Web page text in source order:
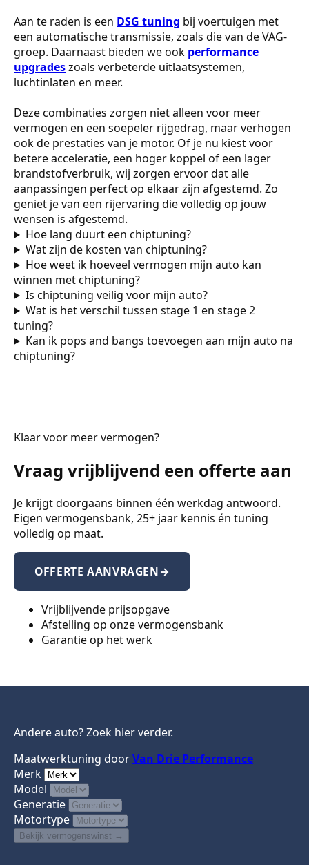
Aan te raden is een DSG tuning bij voertuigen met
een automatische transmissie, zoals die van de VAG-
groep. Daarnaast bieden we ook performance
upgradeszoals verbeterde uitlaatsystemen,
luchtinlaten en meer.
Deze combinaties zorgen niet alleen voor meer
vermogen en een soepeler rijgedrag, maar verhogen
ook de prestaties van je motor. Of je nu kiest voor
betere acceleratie, een hoger koppel of een lager
brandstofverbruik, wij zorgen ervoor dat alle
aanpassingen perfect op elkaar zijn afgestemd. Zo
geniet je van een rijervaring die volledig op jouw
wensen is afgestemd.
Hoe lang duurt een chiptuning?
Wat zijn de kosten van chiptuning?
Hoe weet ik hoeveel vermogen mijn auto kan
winnen met chiptuning?
Is chiptuning veilig voor mijn auto?
Wat is het verschil tussen stage 1 en stage 2
tuning?
Kan ik pops and bangs toevoegen aan mijn auto na
chiptuning?
Klaar voor meer vermogen?
Vraag vrijblijvend een offerte aan
Je krijgt doorgaans binnen één werkdag antwoord.
Eigen vermogensbank, 25+ jaar kennis én tuning
volledig op maat.
OFFERTE AANVRAGEN→
Vrijblijvende prijsopgave
Afstelling op onze vermogensbank
Garantie op het werk
Andere auto? Zoek hier verder.
Maatwerktuning doorVan Drie Performance
Merk
Model
Generatie
Motortype
Bekijk vermogenswinst →